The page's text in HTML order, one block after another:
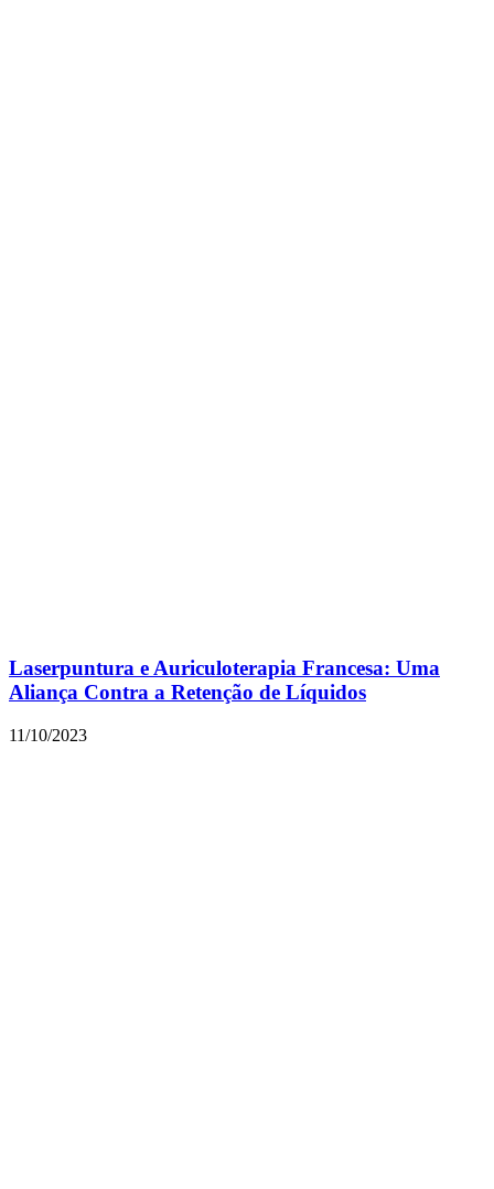
Laserpuntura e Auriculoterapia Francesa: Uma
Aliança Contra a Retenção de Líquidos
11/10/2023